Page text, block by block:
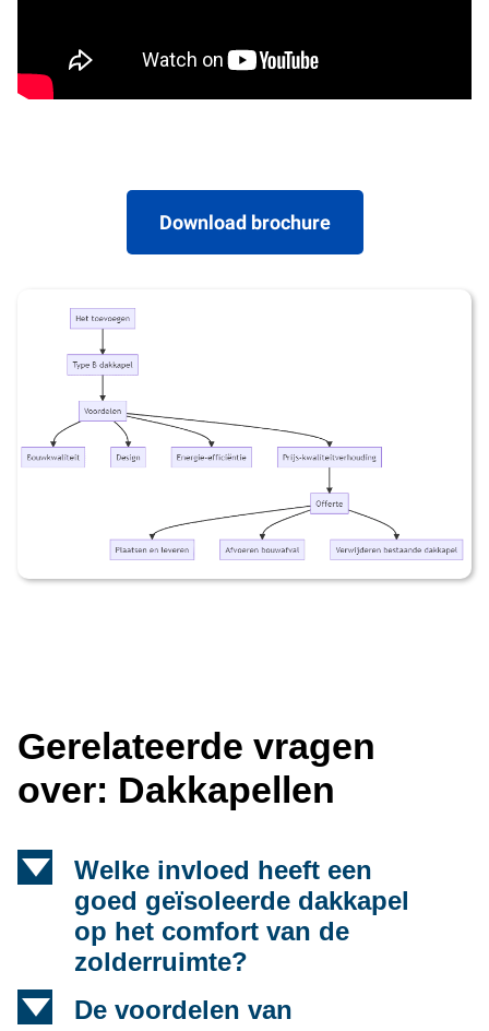
Download brochure
Gerelateerde vragen
over: Dakkapellen
d
Welke invloed heeft een
goed geïsoleerde dakkapel
op het comfort van de
zolderruimte?
d
De voordelen van